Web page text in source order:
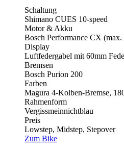
Schaltung
Shimano CUES 10-speed
Motor & Akku
Bosch Performance CX
Display
Luftfedergabel mit 60mm
Bremsen
Bosch Purion 200
Farben
Magura 4-Kolben-Bremse,
Rahmenform
Vergissmeinnichtblau
Preis
Lowstep, Midstep, Stepover
Zum Bike